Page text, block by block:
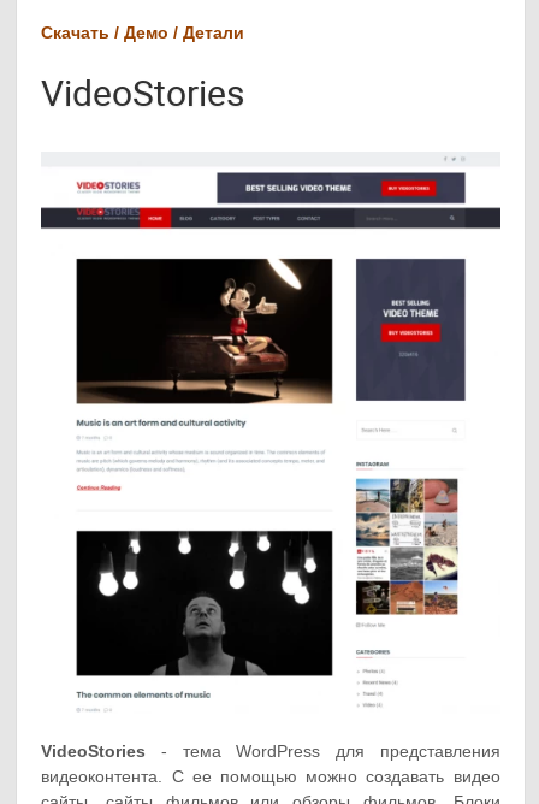
Скачать / Демо / Детали
VideoStories
VideoStories - тема WordPress для представления
видеоконтента. С ее помощью можно создавать видео